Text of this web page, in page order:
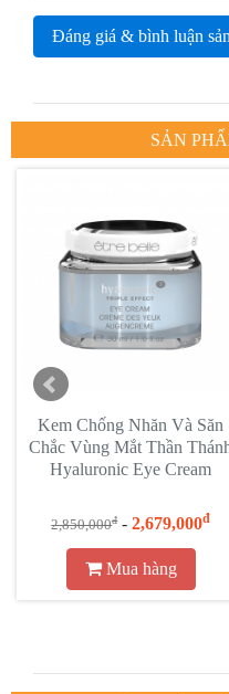
Đáng giá & bình luận
SẢN
Kem Chống Nhăn Và Săn
Chắc Vùng Mắt Thần
Hyaluronic Eye Cream
2,850,000đ-2,679,000đ
Mua hàng